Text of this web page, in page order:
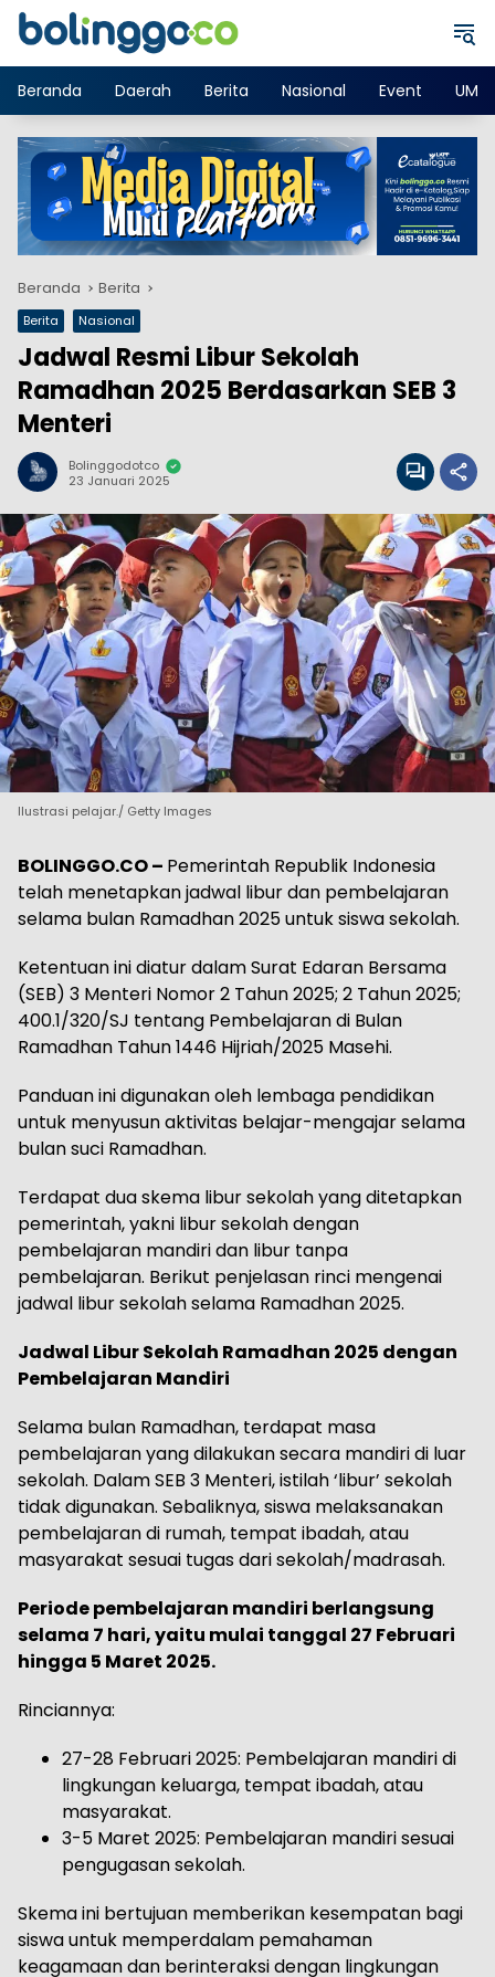
Langsung
Beranda
Daerah Berita Nasional Event
Beranda Berita
Berita Nasional
Jadwal Resmi Libur Sekolah
Ramadhan 2025 Berdasarkan SEB 3
Menteri
Bolinggodotco
23 Januari 2025
Ilustrasi pelajar./ Getty Images
BOLINGGO.CO – Pemerintah Republik Indonesia
telah menetapkan jadwal libur dan pembelajaran
selama bulan Ramadhan 2025 untuk siswa sekolah.
Ketentuan ini diatur dalam Surat Edaran Bersama
(SEB) 3 Menteri Nomor 2 Tahun 2025; 2 Tahun 2025;
400.1/320/SJ tentang Pembelajaran di Bulan
Ramadhan Tahun 1446 Hijriah/2025 Masehi.
Panduan ini digunakan oleh lembaga pendidikan
untuk menyusun aktivitas belajar-mengajar selama
bulan suci Ramadhan.
Terdapat dua skema libur sekolah yang ditetapkan
pemerintah, yakni libur sekolah dengan
pembelajaran mandiri dan libur tanpa
pembelajaran. Berikut penjelasan rinci mengenai
jadwal libur sekolah selama Ramadhan 2025.
Jadwal Libur Sekolah Ramadhan 2025 dengan
Pembelajaran Mandiri
Selama bulan Ramadhan, terdapat masa
pembelajaran yang dilakukan secara mandiri di luar
sekolah. Dalam SEB 3 Menteri, istilah ‘libur’ sekolah
tidak digunakan. Sebaliknya, siswa melaksanakan
pembelajaran di rumah, tempat ibadah, atau
masyarakat sesuai tugas dari sekolah/madrasah.
Periode pembelajaran mandiri berlangsung
selama 7 hari, yaitu mulai tanggal 27 Februari
hingga 5 Maret 2025.
Rinciannya:
27-28 Februari 2025: Pembelajaran mandiri di
lingkungan keluarga, tempat ibadah, atau
masyarakat.
3-5 Maret 2025: Pembelajaran mandiri sesuai
pengugasan sekolah.
Skema ini bertujuan memberikan kesempatan bagi
siswa untuk memperdalam pemahaman
keagamaan dan berinteraksi dengan lingkungan